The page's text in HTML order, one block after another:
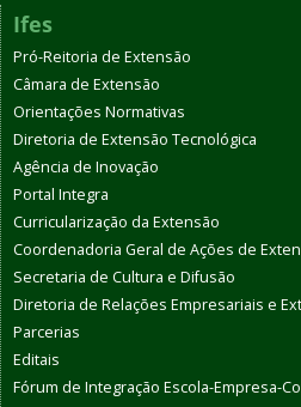
Ifes
Pró-Reitoria de Extensão
Câmara de Extensão
Orientações Normativas
Diretoria de Extensão Tecnológica
Agência de Inovação
Portal Integra
Curricularização da Extensão
Coordenadoria Geral de Ações de
Secretaria de Cultura e Difusão
Diretoria de Relações Empresariais e
Parcerias
Editais
Fórum de Integração Escola-Empresa-